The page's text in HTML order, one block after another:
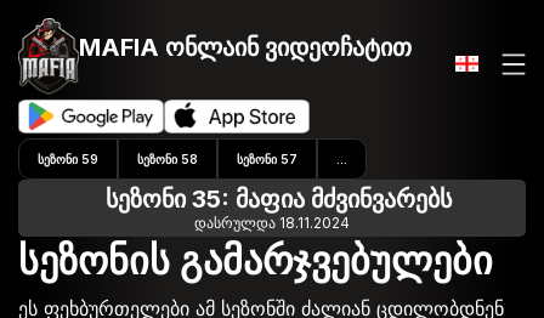
MAFIA ონლაინ ვიდეოჩატით
ᲡᲔᲖᲝᲜᲘ 59 ᲡᲔᲖᲝᲜᲘ 58 ᲡᲔᲖᲝᲜᲘ 57
სეზონი 35: მაფია მძვინვარებს
დასრულდა 18.11.2024
სეზონის გამარჯვებულები
ეს ფეხბურთელები ამ სეზონში ძალიან ცდილობდნენ